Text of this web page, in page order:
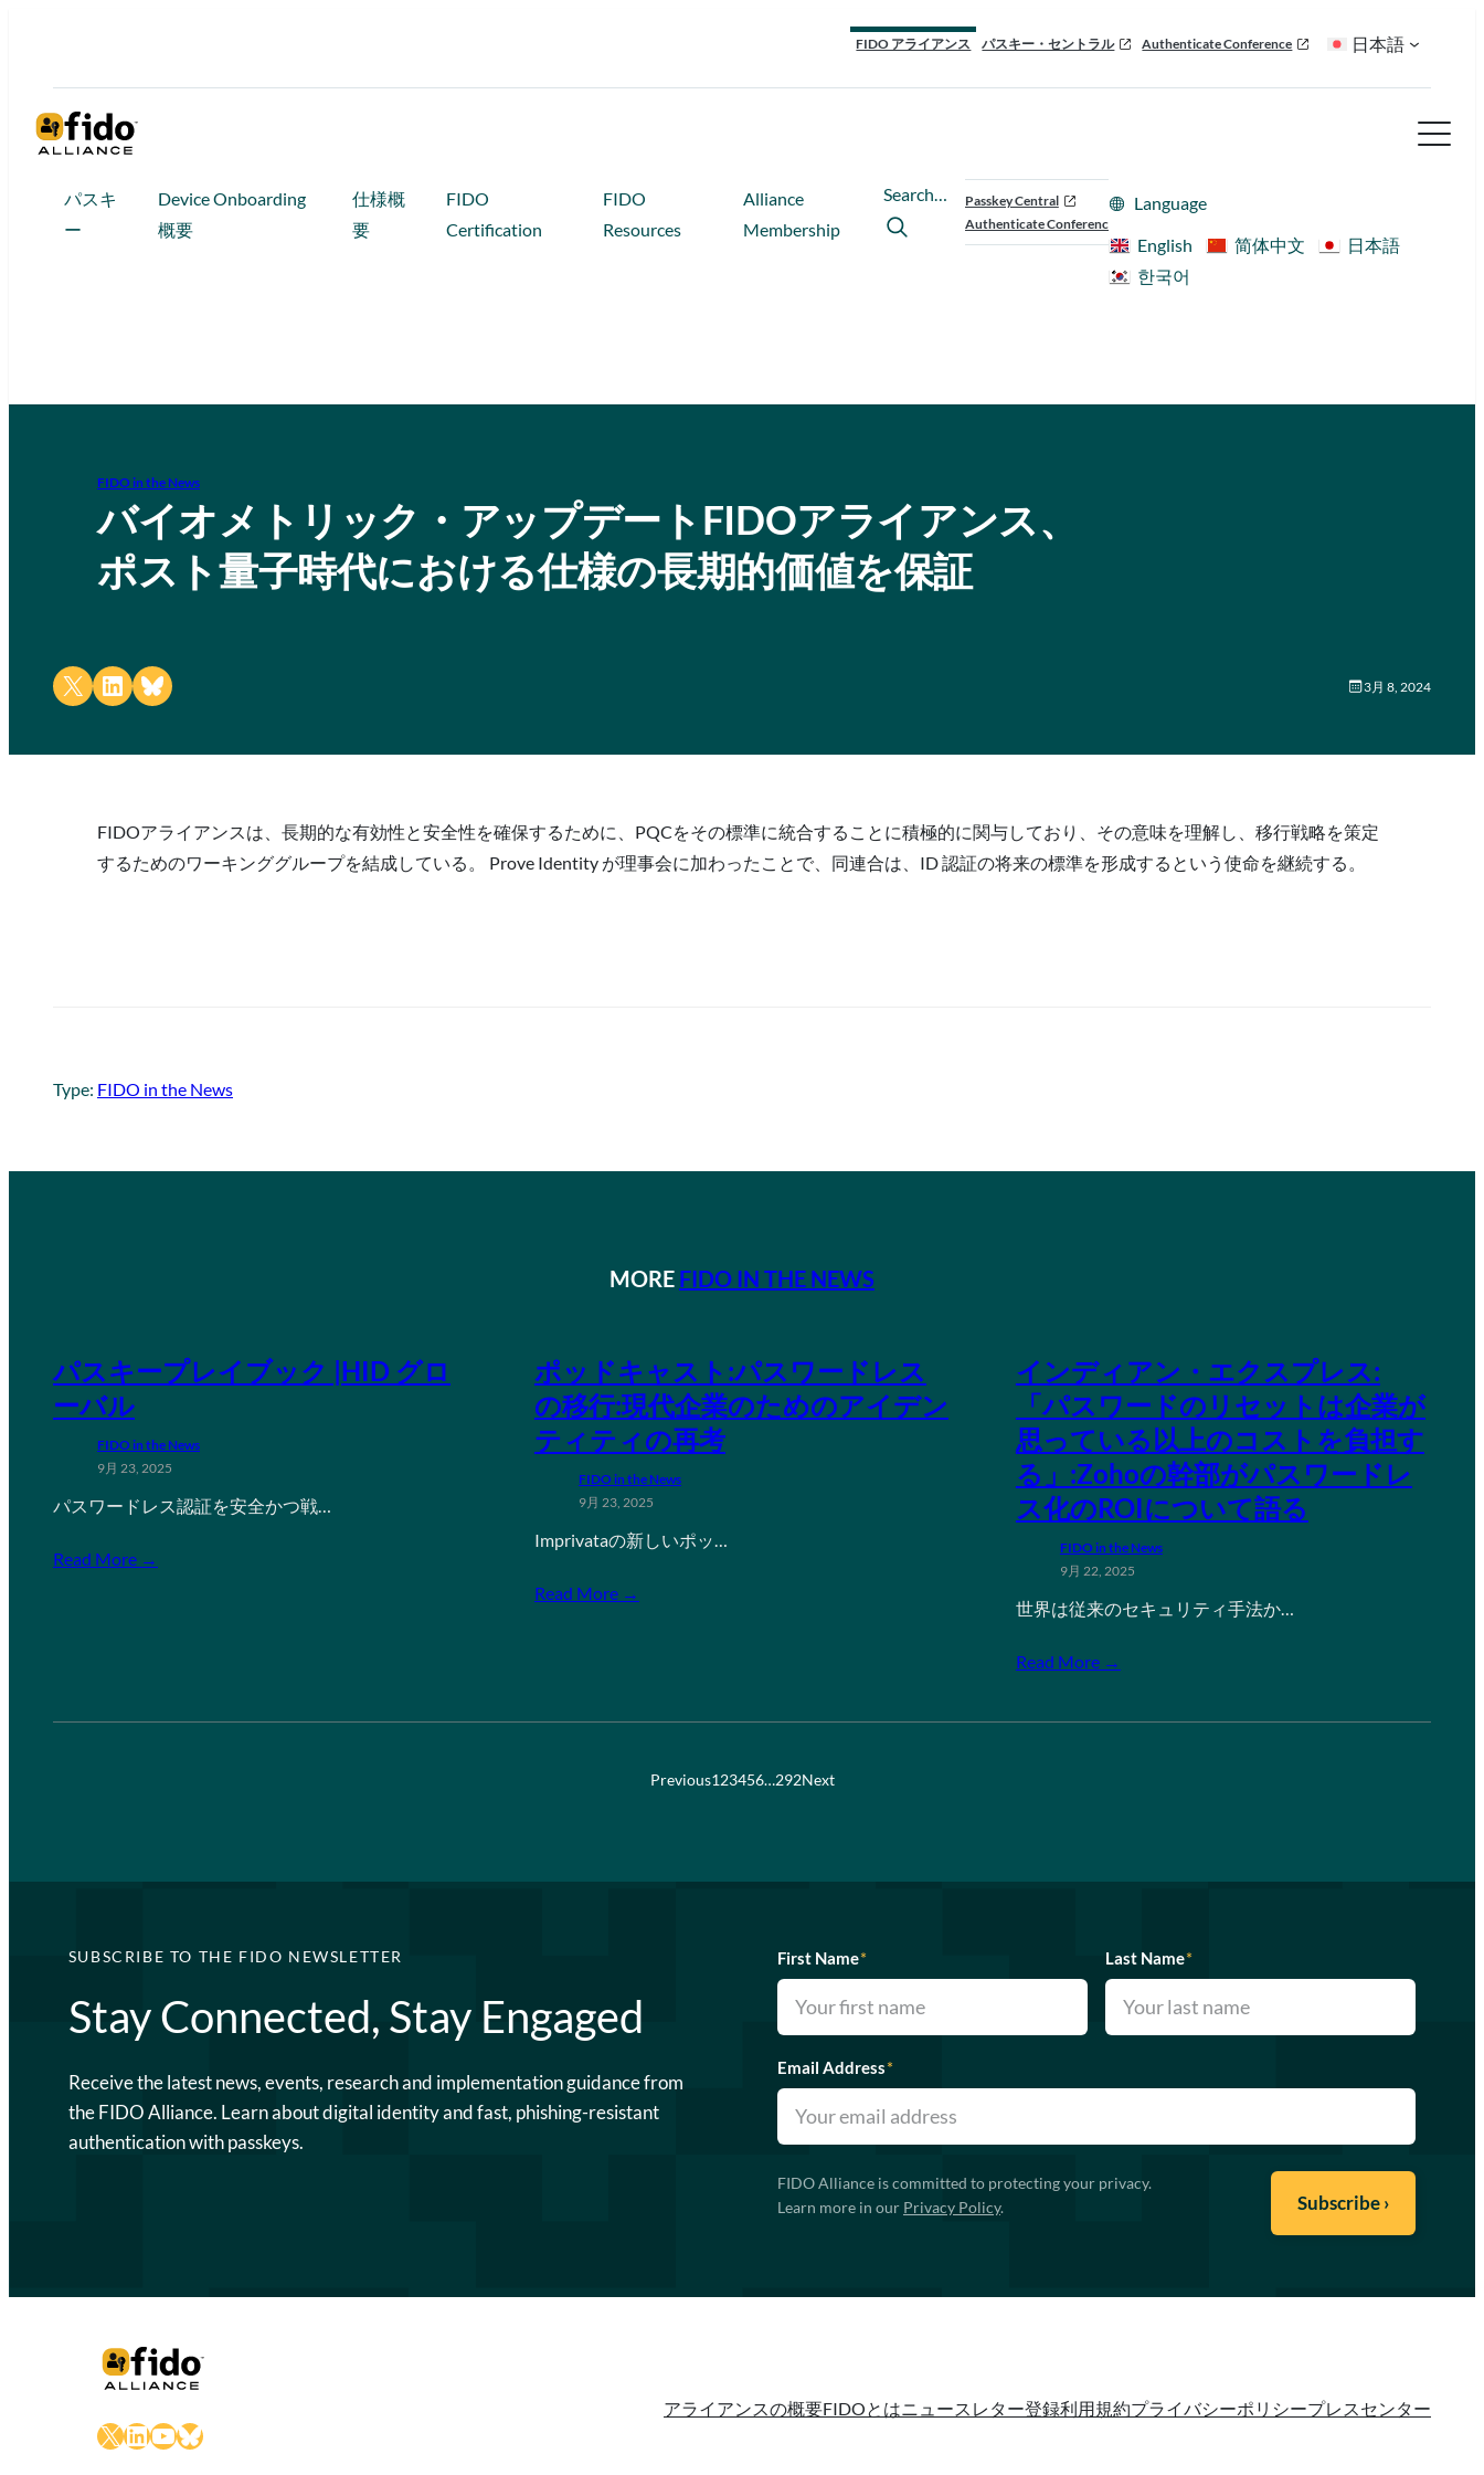
FIDO アライアンス パスキー・セントラル Authenticate Conference 日本語
パスキ
ー
Device Onboarding
概要
仕様概
要
FIDO
Certification
FIDO
Resources
Alliance
Membership
Search…
Passkey Central
Authenticate Conference
Language
English
简体中文
日本語
한국어
FIDO in the News
バイオメトリック・アップデートFIDOアライアンス、
ポスト量子時代における仕様の長期的価値を保証
Share on X Share on LinkedIn
Share on Bluesky 3月 8, 2024
FIDOアライアンスは、長期的な有効性と安全性を確保するために、PQCをその標準に統合することに積極的に関与しており、その意味を理解し、移行戦略を策定
するためのワーキンググループを結成している。 Prove Identity が理事会に加わったことで、同連合は、ID 認証の将来の標準を形成するという使命を継続する。
Type: FIDO in the News
MORE FIDO IN THE NEWS
パスキープレイブック |HID グロ
ーバル
FIDO in the News
9月 23, 2025
パスワードレス認証を安全かつ戦…
Read More →
ポッドキャスト:パスワードレス
の移行:現代企業のためのアイデン
ティティの再考
FIDO in the News
9月 23, 2025
Imprivataの新しいポッ…
Read More →
インディアン・エクスプレス:
「パスワードのリセットは企業が
思っている以上のコストを負担す
る」:Zohoの幹部がパスワードレ
ス化のROIについて語る
FIDO in the News
9月 22, 2025
世界は従来のセキュリティ手法か…
Read More →
Previous123456…292Next
SUBSCRIBE TO THE FIDO NEWSLETTER
Stay Connected, Stay Engaged
Receive the latest news, events, research and implementation guidance from
the FIDO Alliance. Learn about digital identity and fast, phishing-resistant
authentication with passkeys.
First Name* Last Name*
Email Address*
FIDO Alliance is committed to protecting your privacy.
Learn more in our Privacy Policy.
X LinkedIn
YouTube
Bluesky
アライアンスの概要FIDOとはニュースレター登録利用規約プライバシーポリシープレスセンター